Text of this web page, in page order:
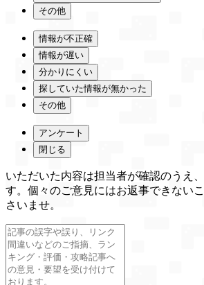
その他
情報が不正確
情報が遅い
分かりにくい
探していた情報が無かった
その他
アンケート
閉じる
いただいた内容は担当者が確認のうえ
す。個々のご意見にはお返事できない
さいませ。